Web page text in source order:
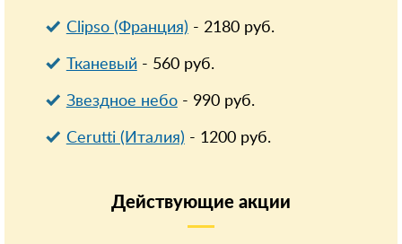
Clipso (Франция) - 2180руб.
Тканевый- 560руб.
Звездное небо- 990руб.
Cerutti (Италия) - 1200руб.
Действующие акции